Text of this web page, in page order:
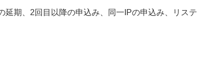
延期、2回目以降の申込み、同一IPの申込み、リステ